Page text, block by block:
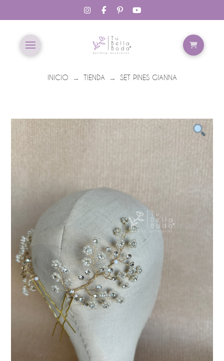
INICIO → TIENDA → SET PINES GIANNA